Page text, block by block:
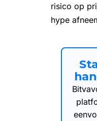
risico op
hype